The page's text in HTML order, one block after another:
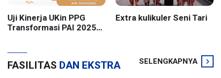
Uji Kinerja UKin PPG
Transformasi PAI 2025
Extra kulikuler Seni Tari
FASILITAS DAN EKSTRA SELENGKAPNYA